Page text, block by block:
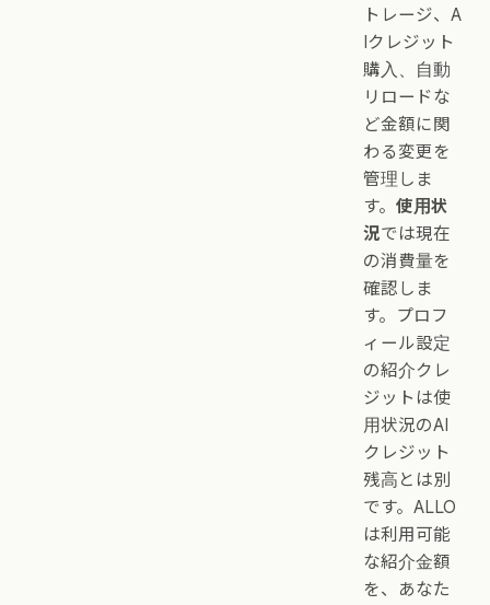
トレージ、A
Iクレジット
購入、自動
リロードな
ど金額に関
わる変更を
管理しま
す。 使用状
況では現在
の消費量を
確認しま
す。プロフ
ィール設定
の紹介クレ
ジットは使
用状況のAI
クレジット
残高とは別
です。ALLO
は利用可能
な紹介金額
を、あなた